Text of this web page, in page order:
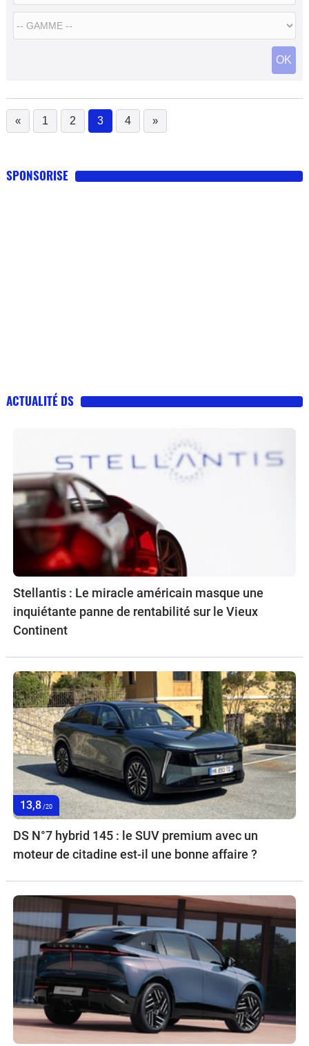
OK
« 1 2 3
(current)
4 »
SPONSORISE
ACTUALITÉ DS
Stellantis : Le miracle américain masque une
inquiétante panne de rentabilité sur le Vieux
Continent
13,8 /20
DS N°7 hybrid 145 : le SUV premium avec un
moteur de citadine est-il une bonne affaire ?